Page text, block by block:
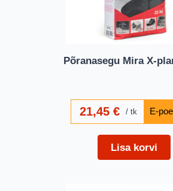
Põranasegu Mira X-
21,45 € tk
Lisa korvi